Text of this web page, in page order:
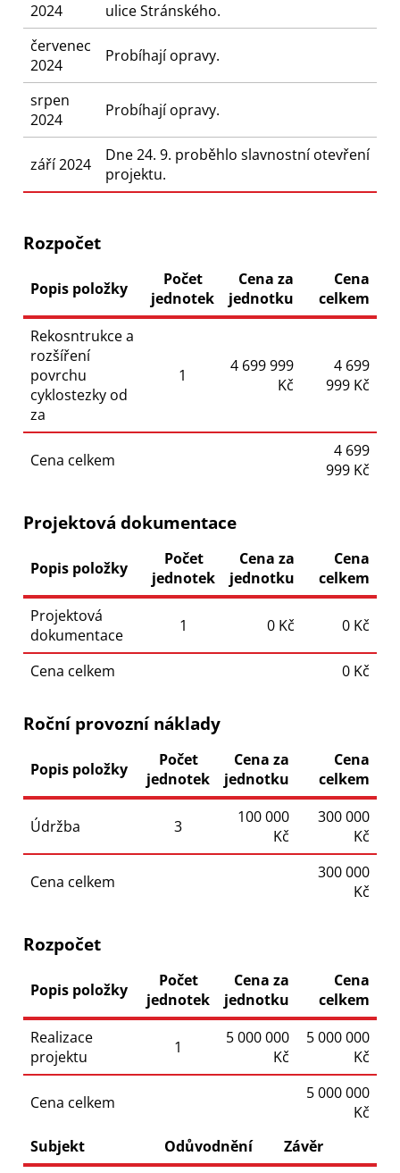
2024
ulice Stránského.
červenec
2024
Probíhají opravy.
srpen
2024
Probíhají opravy.
září 2024
Dne 24. 9. proběhlo slavnostní otevření
projektu.
Rozpočet
Popis položky
Počet
jednotek
Cena za
jednotku
Cena
celkem
Rekosntrukce a
rozšíření
povrchu
cyklostezky od
za
1
4 699 999
Kč
4 699
999 Kč
Cena celkem
4 699
999 Kč
Projektová dokumentace
Popis položky
Počet
jednotek
Cena za
jednotku
Cena
celkem
Projektová
dokumentace
1 0 Kč 0 Kč
Cena celkem 0 Kč
Roční provozní náklady
Popis položky
Počet
jednotek
Cena za
jednotku
Cena
celkem
Údržba 3
100 000
Kč
300 000
Kč
Cena celkem
300 000
Kč
Rozpočet
Popis položky
Počet
jednotek
Cena za
jednotku
Cena
celkem
Realizace
projektu
1
5 000 000
Kč
5 000 000
Kč
Cena celkem
5 000 000
Kč
Subjekt
Odůvodnění Závěr